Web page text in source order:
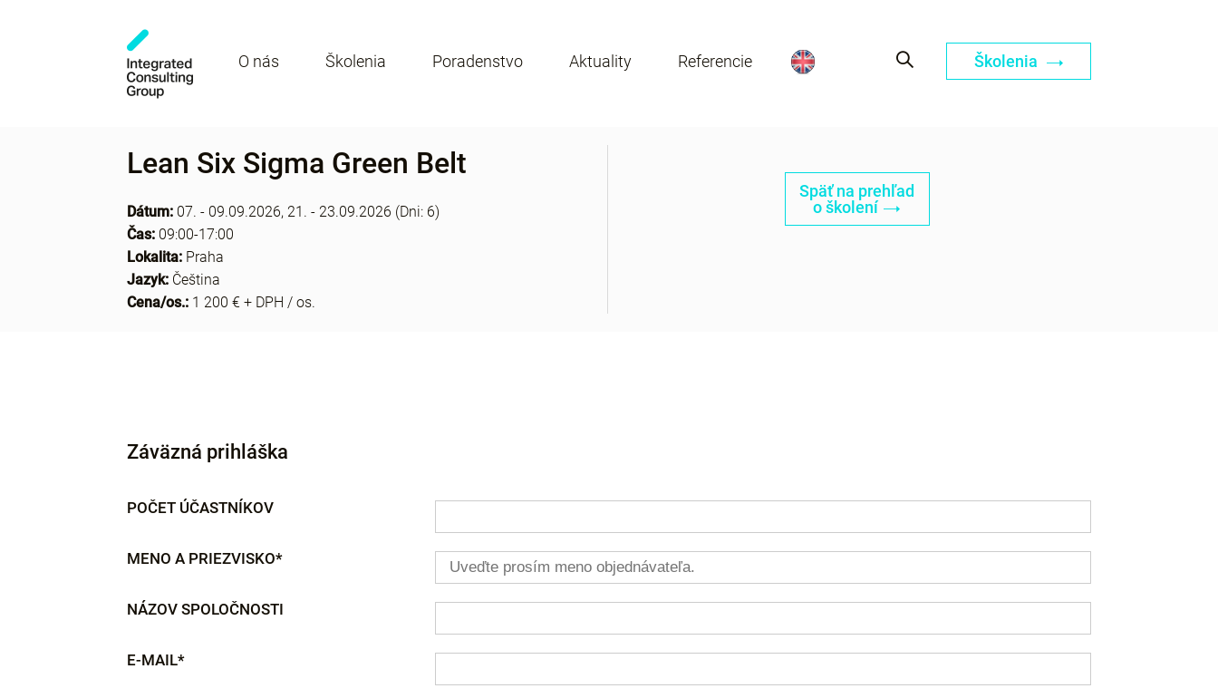
O nás Školenia Poradenstvo Aktuality Referencie Školenia
Lean Six Sigma Green Belt
Dátum: 07. - 09.09.2026, 21. - 23.09.2026 (Dni: 6)
Čas: 09:00-17:00
Lokalita: Praha
Jazyk: Čeština
Cena/os.: 1 200 € + DPH / os.
Späť na prehľad
o školení
Záväzná prihláška
POČET ÚČASTNÍKOV
MENO A PRIEZVISKO*
NÁZOV SPOLOČNOSTI
E-MAIL*